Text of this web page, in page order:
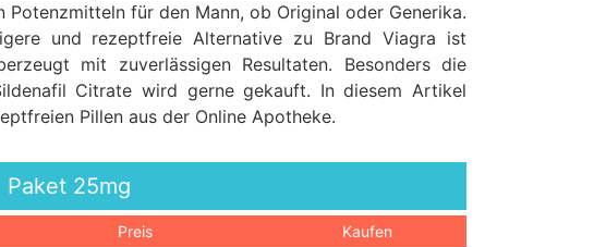
für den Mann, ob Original oder Generika.
und rezeptfreie Alternative zu Brand Viagra ist
mit zuverlässigen Resultaten. Besonders die
Citrate wird gerne gekauft. In diesem Artikel
Pillen aus der Online Apotheke.
Paket25mg
Preis Kaufen